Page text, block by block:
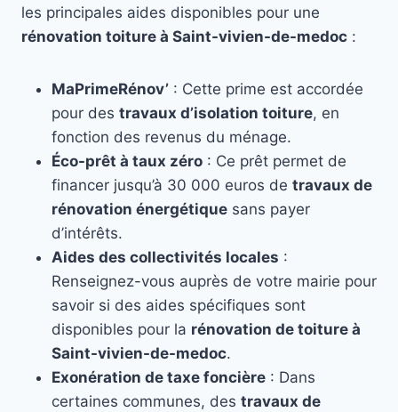
les principales aides disponibles pour une
rénovation toiture à Saint-vivien-de-medoc :
MaPrimeRénov’ : Cette prime est accordée
pour des travaux d’isolation toiture, en
fonction des revenus du ménage.
Éco-prêt à taux zéro : Ce prêt permet de
financer jusqu’à 30 000 euros de travaux de
rénovation énergétique sans payer
d’intérêts.
Aides des collectivités locales :
Renseignez-vous auprès de votre mairie pour
savoir si des aides spécifiques sont
disponibles pour la rénovation de toiture à
Saint-vivien-de-medoc.
Exonération de taxe foncière : Dans
certaines communes, des travaux de